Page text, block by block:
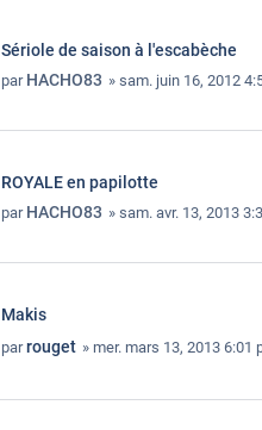
Sériole de saison à l'escabèche
par HACHO83 » sam. juin 16, 2012
ROYALE en papilotte
par HACHO83 » sam. avr. 13, 2013
Makis
parrouget » mer. mars 13, 2013 6:01